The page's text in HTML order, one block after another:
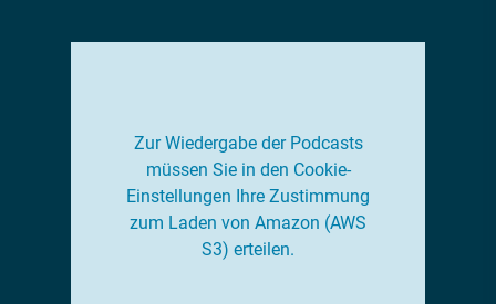
Zur Wiedergabe der Podcasts
müssen Sie in den Cookie-
Einstellungen Ihre Zustimmung
zum Laden von Amazon (AWS
S3) erteilen.